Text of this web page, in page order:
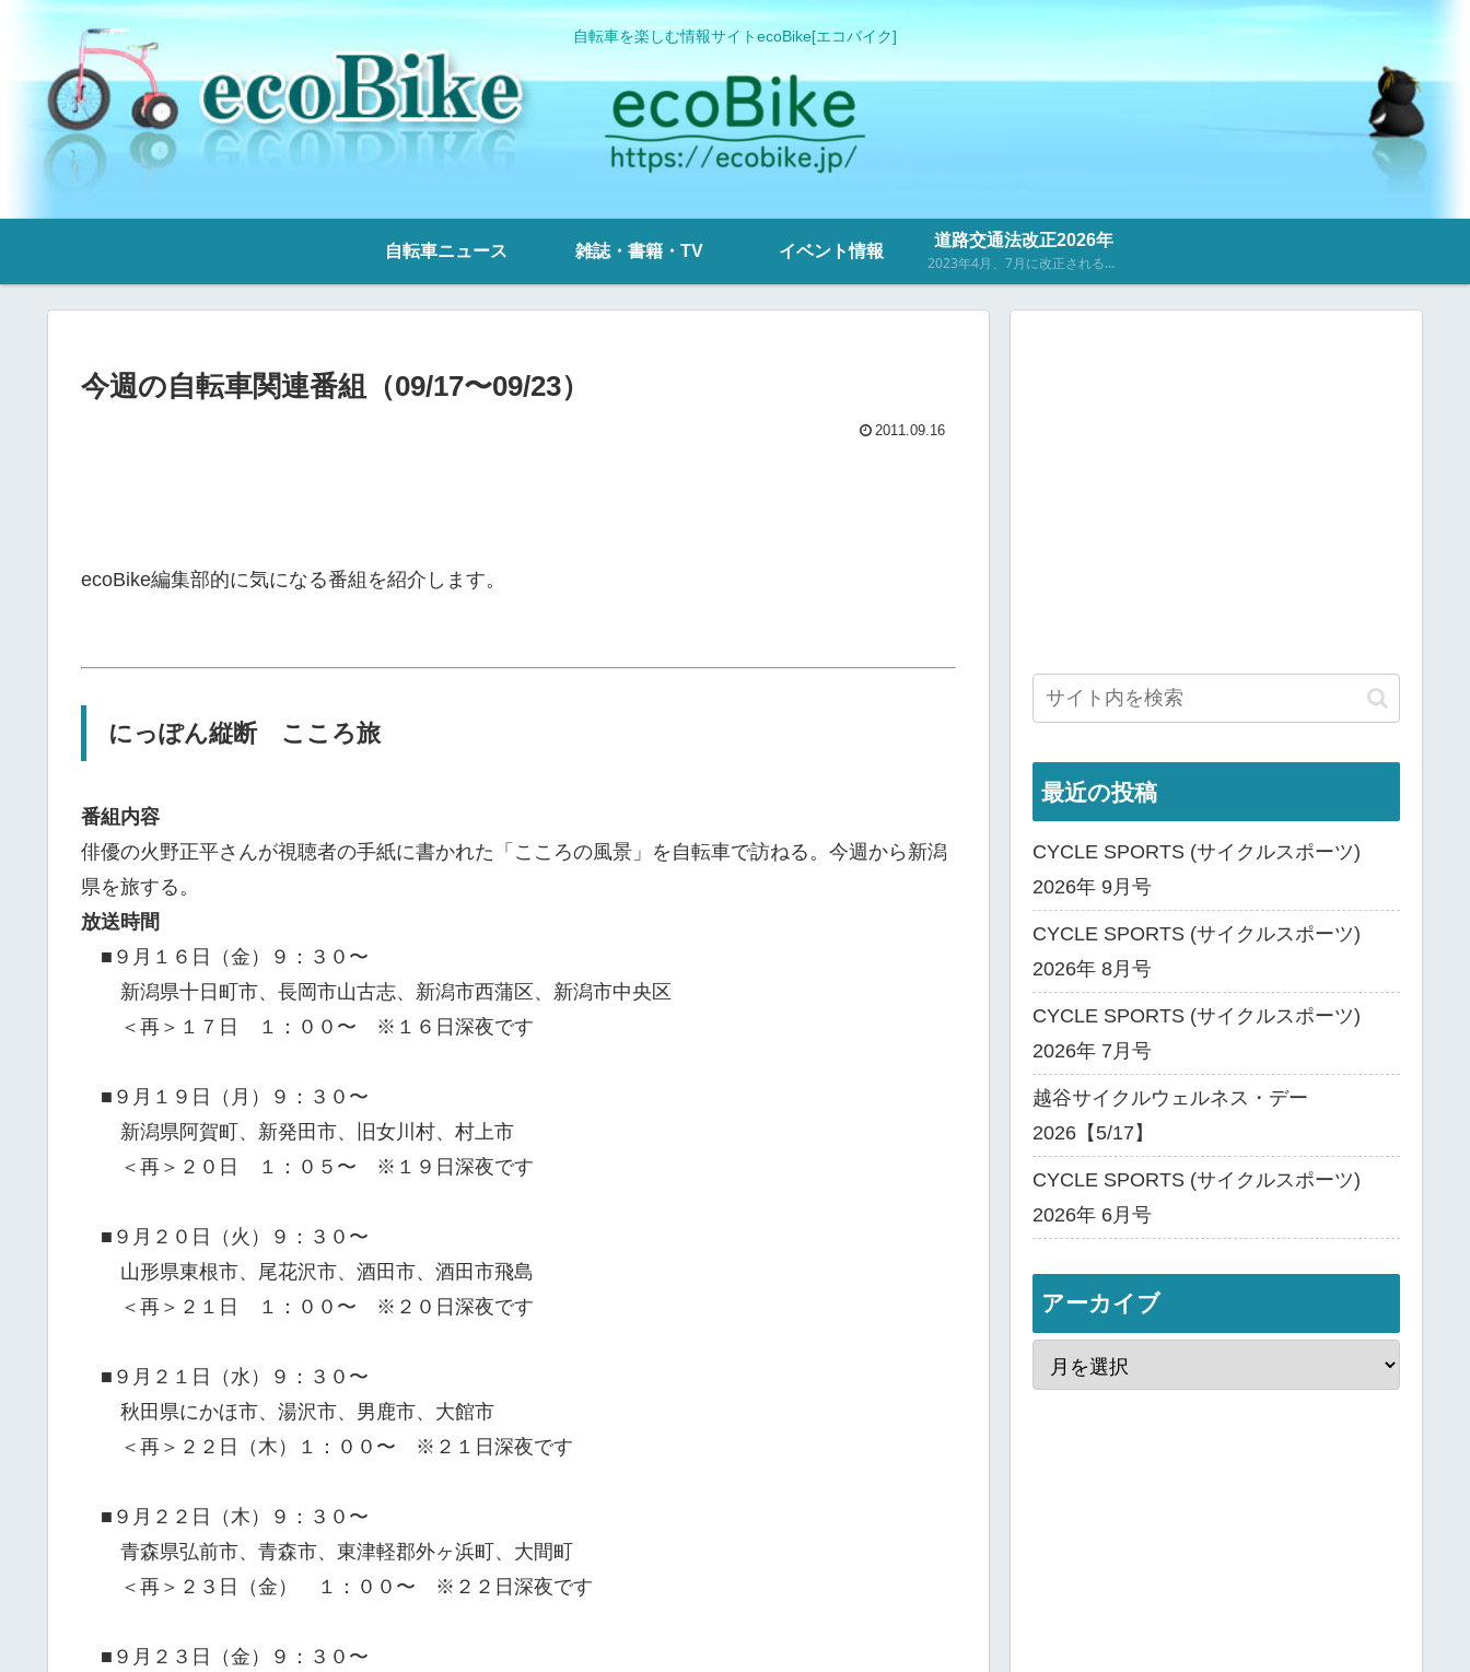
自転車を楽しむ情報サイトecoBike[エコバイク]
自転車ニュース 雑誌・書籍・TV イベント情報
道路交通法改正2026年
2023年4月、7月に改正される道路交通法に関するニュース・記事を掲載しています。
今週の自転車関連番組（09/17〜09/23）
2011.09.16
ecoBike編集部的に気になる番組を紹介します。
にっぽん縦断 こころ旅
番組内容
俳優の火野正平さんが視聴者の手紙に書かれた「こころの風景」を自転車で訪ねる。今週から新潟
県を旅する。
放送時間
■９月１６日（金）９：３０〜
新潟県十日町市、長岡市山古志、新潟市西蒲区、新潟市中央区
＜再＞１７日 １：００〜 ※１６日深夜です
■９月１９日（月）９：３０〜
新潟県阿賀町、新発田市、旧女川村、村上市
＜再＞２０日 １：０５〜 ※１９日深夜です
■９月２０日（火）９：３０〜
山形県東根市、尾花沢市、酒田市、酒田市飛島
＜再＞２１日 １：００〜 ※２０日深夜です
■９月２１日（水）９：３０〜
秋田県にかほ市、湯沢市、男鹿市、大館市
＜再＞２２日（木）１：００〜 ※２１日深夜です
■９月２２日（木）９：３０〜
青森県弘前市、青森市、東津軽郡外ヶ浜町、大間町
＜再＞２３日（金） １：００〜 ※２２日深夜です
■９月２３日（金）９：３０〜
最近の投稿
CYCLE SPORTS (サイクルスポーツ)
2026年 9月号
CYCLE SPORTS (サイクルスポーツ)
2026年 8月号
CYCLE SPORTS (サイクルスポーツ)
2026年 7月号
越谷サイクルウェルネス・デー
2026【5/17】
CYCLE SPORTS (サイクルスポーツ)
2026年 6月号
アーカイブ